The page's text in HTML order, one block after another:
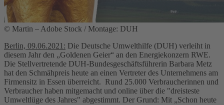
© Martin – Adobe Stock / Montage: DUH
Berlin, 09.06.2021: Die Deutsche Umwelthilfe (DUH) verleiht in
diesem Jahr den „Goldenen Geier“ an den Energiekonzern RWE.
Die Stellvertretende DUH-Bundesgeschäftsführerin Barbara Metz
hat den Schmähpreis heute an einen Vertreter des Unternehmens am
Firmensitz in Essen überreicht. Rund 25.000 Verbraucherinnen und
Verbraucher haben mitgemacht und online über die "dreisteste
Umweltlüge des Jahres" abgestimmt. Der Grund: Mit „Schon heute